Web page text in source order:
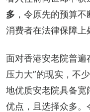
多 ，令原先的预算
消费者在法律保障上
面对香港安老院普遍
压力大”的现实，不
地优质安老院具备
优点，且选择众多。